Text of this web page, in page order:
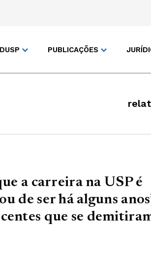
PUBLICAÇÕES
a carreira na USP é
de ser há alguns
que se